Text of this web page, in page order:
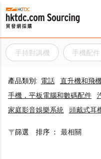
手持對講機 手機配件
產品類別: 電話 直升機和飛
手機，平板電腦和數碼配件
家庭影音娛樂系統
頭戴式耳
篩選 排序 ： 最相關